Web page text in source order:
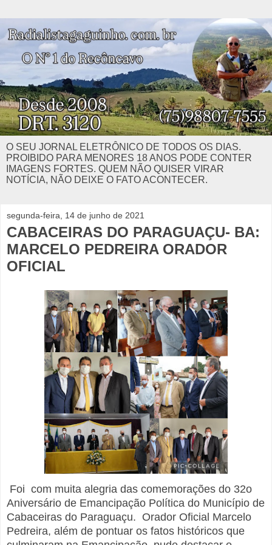
O SEU JORNAL ELETRÔNICO DE TODOS OS DIAS.
PROIBIDO PARA MENORES 18 ANOS PODE CONTER
IMAGENS FORTES. QUEM NÃO QUISER VIRAR
NOTÍCIA, NÃO DEIXE O FATO ACONTECER.
segunda-feira, 14 de junho de 2021
CABACEIRAS DO PARAGUAÇU- BA:
MARCELO PEDREIRA ORADOR
OFICIAL
Foi com muita alegria das comemorações do 32o
Aniversário de Emancipação Política do Município de
Cabaceiras do Paraguaçu. Orador Oficial Marcelo
Pedreira, além de pontuar os fatos históricos que